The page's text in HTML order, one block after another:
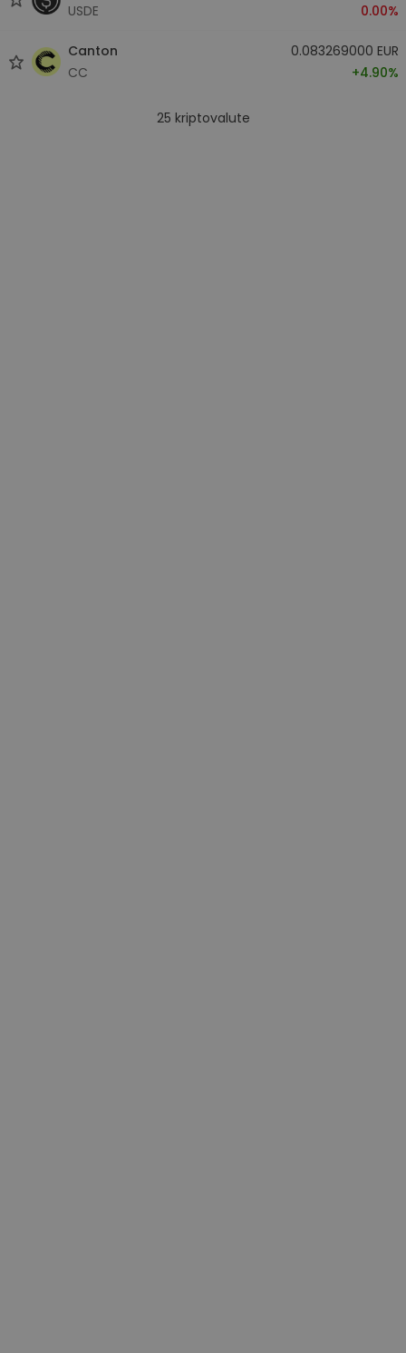
USDE
0.00%
Canton
CC
0.083269000 EUR
+4.90%
25 kriptovalute